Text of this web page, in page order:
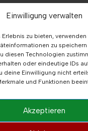
Einwilligung verwalten
zu bieten,
zu
diesen Technologien
oder eindeutige IDs
deine Einwilligung nicht
und Funktionen
Akzeptieren
eine Email schreiben
velbert.de